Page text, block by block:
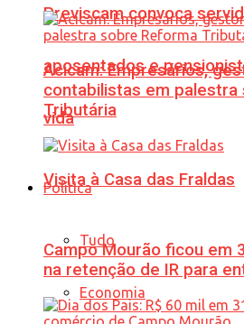
Previscam convoca
aposentados e
vida
Política
Tudo
Economia
Acicam: Empresários,
contabilistas em palestra
Tributária
Visita à Casa das Fraldas
Campo Mourão ficou em
na retenção de IR para